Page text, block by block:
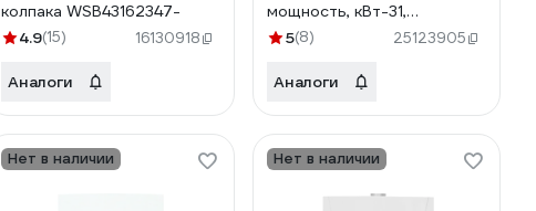
колпака WSB43162347-
4.9(15) 16130918
Аналоги
мощность, кВт-31,
двухконтурный, камера
5(8) 25123905
Аналоги
Нет в наличии Нет в наличии